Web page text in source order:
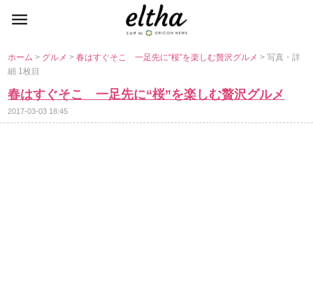
ホーム> グルメ>春はすぐそこ 一足先に“桜”を楽しむ贅沢グルメ> 写真・詳
細 1枚目
春はすぐそこ 一足先に“桜”を楽しむ贅沢グルメ
2017-03-03 18:45